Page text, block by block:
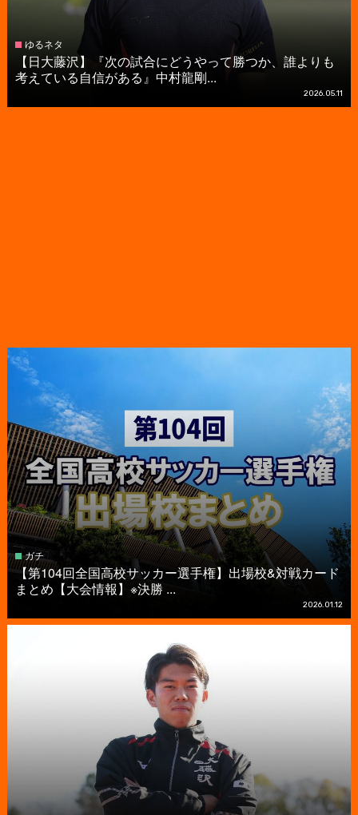
ゆるネタ
【日大藤沢】『次の試合にどうやって勝つか、誰よりも
考えている自信がある』中村龍剛...
2026.05.11
ガチ
【第104回全国高校サッカー選手権】出場校&対戦カード
まとめ【大会情報】※決勝 ...
2026.01.12